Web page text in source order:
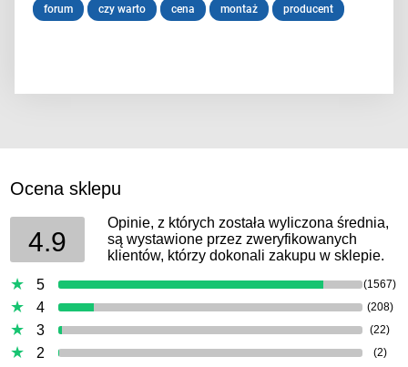
forum
czy warto cena montaż producent
Ocena sklepu
4.9
Opinie, z których została wyliczona średnia,
są wystawione przez zweryfikowanych
klientów, którzy dokonali zakupu w sklepie.
5
(1567)
4 (208)
3 (22)
2 (2)